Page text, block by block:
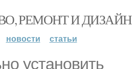
РЕМОНТ И ДИЗАЙН
новости статьи
установить